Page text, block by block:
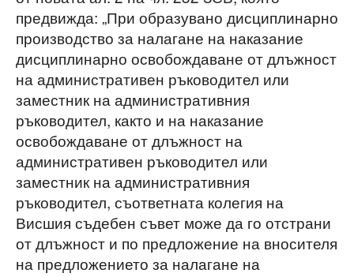
предвижда: „При образувано дисциплинарно
производство за налагане на наказание
дисциплинарно освобождаване от длъжност
на административен ръководител или
заместник на административния
ръководител, както и на наказание
освобождаване от длъжност на
административен ръководител или
заместник на административния
ръководител, съответната колегия на
Висшия съдебен съвет може да го отстрани
от длъжност и по предложение на вносителя
на предложението за налагане на